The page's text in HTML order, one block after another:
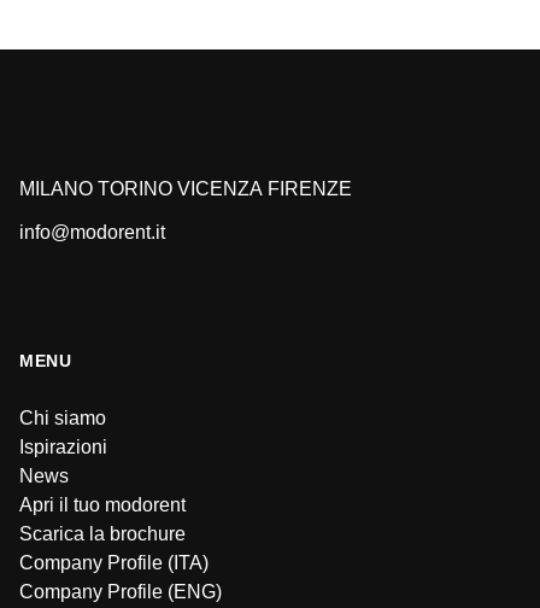
MILANO TORINO VICENZA FIRENZE
info@modorent.it
MENU
Chi siamo
Ispirazioni
News
Apri il tuo modorent
Scarica la brochure
Company Profile (ITA)
Company Profile (ENG)